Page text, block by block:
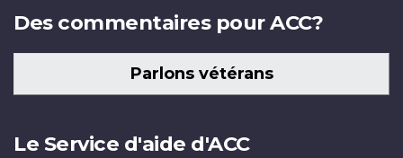
Des commentaires pour ACC?
Parlons vétérans
Le Service d'aide d'ACC